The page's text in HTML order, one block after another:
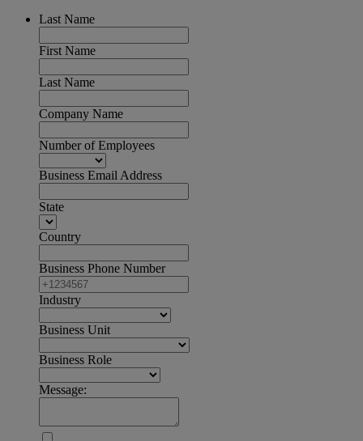
Last Name
First Name
Last Name
Company Name
Number of Employees
Business Email Address
State
Country
Business Phone Number
Industry
Business Unit
Business Role
Message: